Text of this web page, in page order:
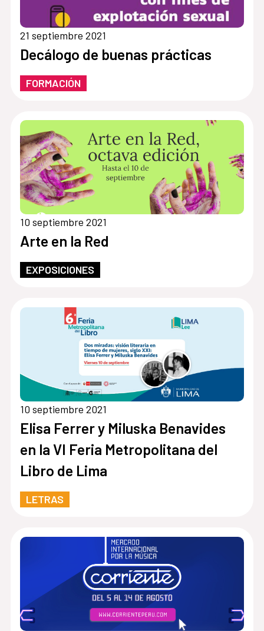
21 septiembre 2021
Decálogo de buenas prácticas
FORMACIÓN
10 septiembre 2021
Arte en la Red
EXPOSICIONES
10 septiembre 2021
Elisa Ferrer y Miluska Benavides
en la VI Feria Metropolitana del
Libro de Lima
LETRAS